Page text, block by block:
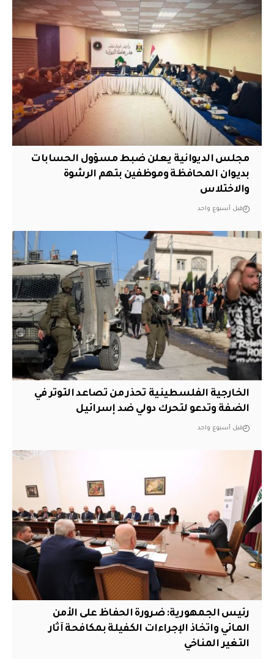
مجلس الديوانية يعلن ضبط مسؤول الحسابات
بديوان المحافظة وموظفين بتهم الرشوة
والاختلاس
قبل أسبوع واحد
الخارجية الفلسطينية تحذر من تصاعد التوتر في
الضفة وتدعو لتحرك دولي ضد إسرائيل
قبل أسبوع واحد
رئيس الجمهورية: ضرورة الحفاظ على الأمن
المائي واتخاذ الإجراءات الكفيلة بمكافحة آثار
التغير المناخي